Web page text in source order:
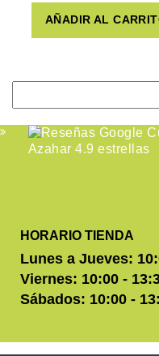
AÑADIR AL
HORARIO TIENDA
Lunes a Jueves:
Viernes: 10:00 -
Sábados: 10:00 -